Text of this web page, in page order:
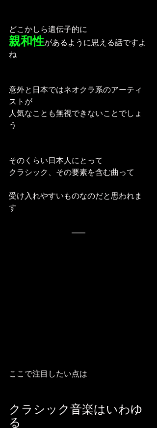
どこかしら遺伝子的に
親和性があるように思える話ですよ
ね
意外と日本ではネオクラ系のアーティ
ストが
人気なことも無視できないことでしょ
う
そのくらい日本人にとって
クラシック、その要素を含む曲って
受け入れやすいものなのだと思われま
す
ここで注目したい点は
クラシック音楽はいわゆ
る